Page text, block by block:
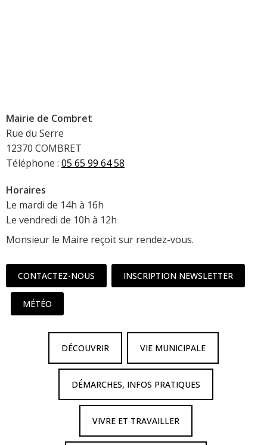
Mairie de Combret
Rue du Serre
12370 COMBRET
Téléphone : 05 65 99 64 58
Horaires
Le mardi de 14h à 16h
Le vendredi de 10h à 12h
Monsieur le Maire reçoit sur rendez-vous.
CONTACTEZ-NOUS INSCRIPTION NEWSLETTER
MÉTÉO
DÉCOUVRIR VIE MUNICIPALE
DÉMARCHES, INFOS PRATIQUES
VIVRE ET TRAVAILLER